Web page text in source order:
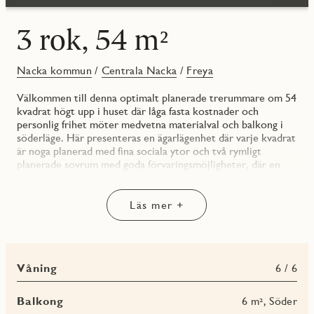
3 rok, 54 m²
Nacka kommun / Centrala Nacka / Freya
Välkommen till denna optimalt planerade trerummare om 54
kvadrat högt upp i huset där låga fasta kostnader och
personlig frihet möter medvetna materialval och balkong i
söderläge. Här presenteras en ägarlägenhet där varje kvadrat
är noga planerad med fina sociala ytor och två rymligt
planerade sovrum med goda förvaringsmöjligheter, där en
balkong mot gården skapar ett härligt flöde genom bostaden.
Den inleds med en inbjudande hall med förvaring bakom
garderober och följs av bostadens badrum med
Färgsättningen är genomgående ljus och smakfull där
samtliga väggar är målade i en klassisk vit kulör och
kompletteras fint av en mattlackad ekparkett.
Köksinredningen går i vitt med en grå bänkskiva som snyggt
Läs mer +
Våning 6 / 6
Balkong 6 m², Söder